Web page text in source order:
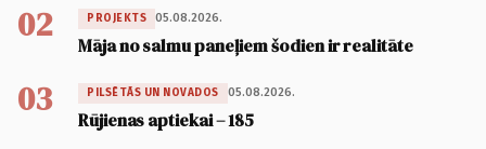
02 PROJEKTS 05.08.2026.
Māja no salmu paneļiem šodien ir realitāte
03 PILSĒTĀS UN NOVADOS 05.08.2026.
Rūjienas aptiekai – 185